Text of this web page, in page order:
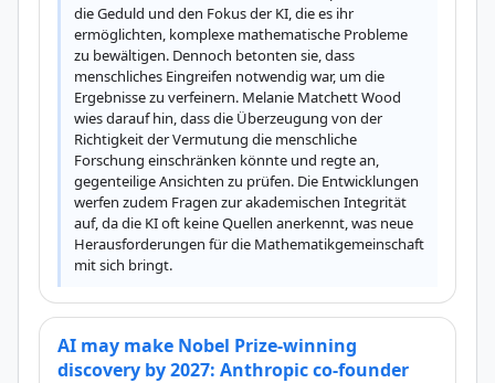
die Geduld und den Fokus der KI, die es ihr
ermöglichten, komplexe mathematische Probleme
zu bewältigen. Dennoch betonten sie, dass
menschliches Eingreifen notwendig war, um die
Ergebnisse zu verfeinern. Melanie Matchett Wood
wies darauf hin, dass die Überzeugung von der
Richtigkeit der Vermutung die menschliche
Forschung einschränken könnte und regte an,
gegenteilige Ansichten zu prüfen. Die Entwicklungen
werfen zudem Fragen zur akademischen Integrität
auf, da die KI oft keine Quellen anerkennt, was neue
Herausforderungen für die Mathematikgemeinschaft
mit sich bringt.
AI may make Nobel Prize-winning
discovery by 2027: Anthropic co-founder